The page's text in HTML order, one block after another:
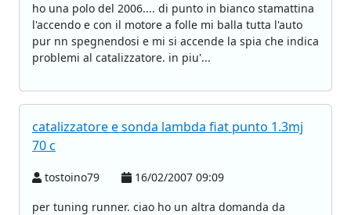
ho una polo del 2006.... di punto in bianco stamattina
l'accendo e con il motore a folle mi balla tutta l'auto
pur nn spegnendosi e mi si accende la spia che indica
problemi al catalizzatore. in piu'...
catalizzatore e sonda lambda fiat punto 1.3mj
70 c
tostoino79
16/02/2007 09:09
per tuning runner. ciao ho un altra domanda da